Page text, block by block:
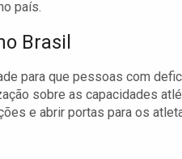
país.
Brasil
para que pessoas com
sobre as capacidades
e abrir portas para os